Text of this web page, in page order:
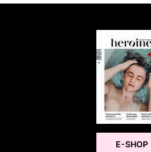
E-SHOP